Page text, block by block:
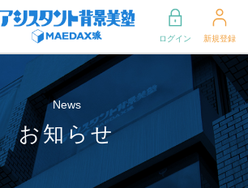
ログイン 新規登録
News
お知らせ